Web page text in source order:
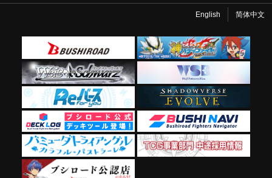
English 简体中文